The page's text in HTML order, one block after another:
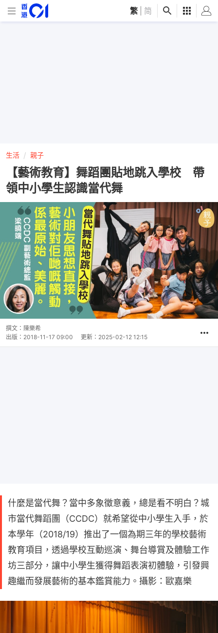
繁 简
生活 親子
【藝術教育】舞蹈團貼地跳入學校 帶
領中小學生認識當代舞
撰文： 陳樂希
出版： 2018-11-17 09:00 更新： 2025-02-12 12:15
什麼是當代舞？當中多象徵意義，總是看不明白？城
市當代舞蹈團（CCDC）就希望從中小學生入手，於
本學年（2018/19）推出了一個為期三年的學校藝術
教育項目，透過學校互動巡演、舞台導賞及體驗工作
坊三部分，讓中小學生獲得舞蹈表演初體驗，引發興
趣繼而發展藝術的基本鑑賞能力。攝影：歐嘉樂